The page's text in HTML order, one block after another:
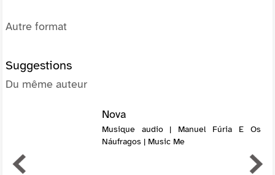
Autre format
Suggestions
Du même auteur
Nova
Musique audio | Manuel Fúria E Os
Náufragos | Music Me